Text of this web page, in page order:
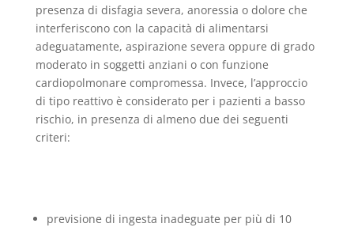
presenza di disfagia severa, anoressia o dolore che
interferiscono con la capacità di alimentarsi
adeguatamente, aspirazione severa oppure di grado
moderato in soggetti anziani o con funzione
cardiopolmonare compromessa. Invece, l’approccio
di tipo reattivo è considerato per i pazienti a basso
rischio, in presenza di almeno due dei seguenti
criteri:
previsione di ingesta inadeguate per più di 10